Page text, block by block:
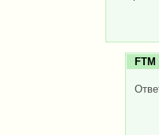
FTM